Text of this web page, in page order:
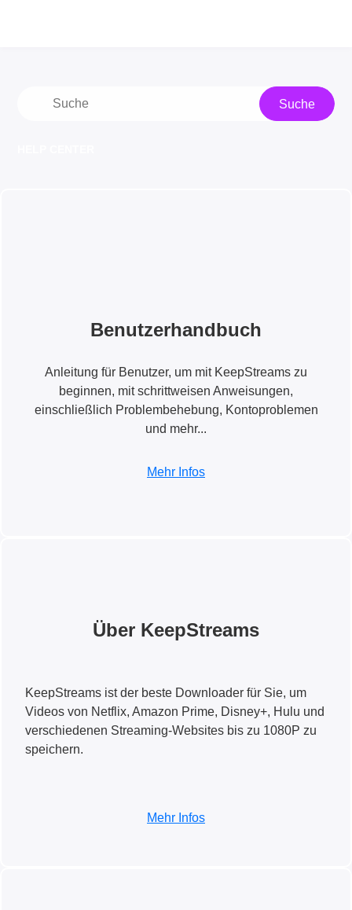
Suche
Benutzerhandbuch
Anleitung für Benutzer, um mit KeepStreams zu
beginnen, mit schrittweisen Anweisungen,
einschließlich Problembehebung, Kontoproblemen
und mehr...
Mehr Infos
Über KeepStreams
KeepStreams ist der beste Downloader für Sie, um
Videos von Netflix, Amazon Prime, Disney+, Hulu und
verschiedenen Streaming-Websites bis zu 1080P zu
speichern.
Mehr Infos